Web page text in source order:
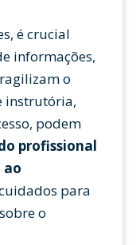
é crucial
informações,
o
instrutória,
podem
profissional
ao
para
o